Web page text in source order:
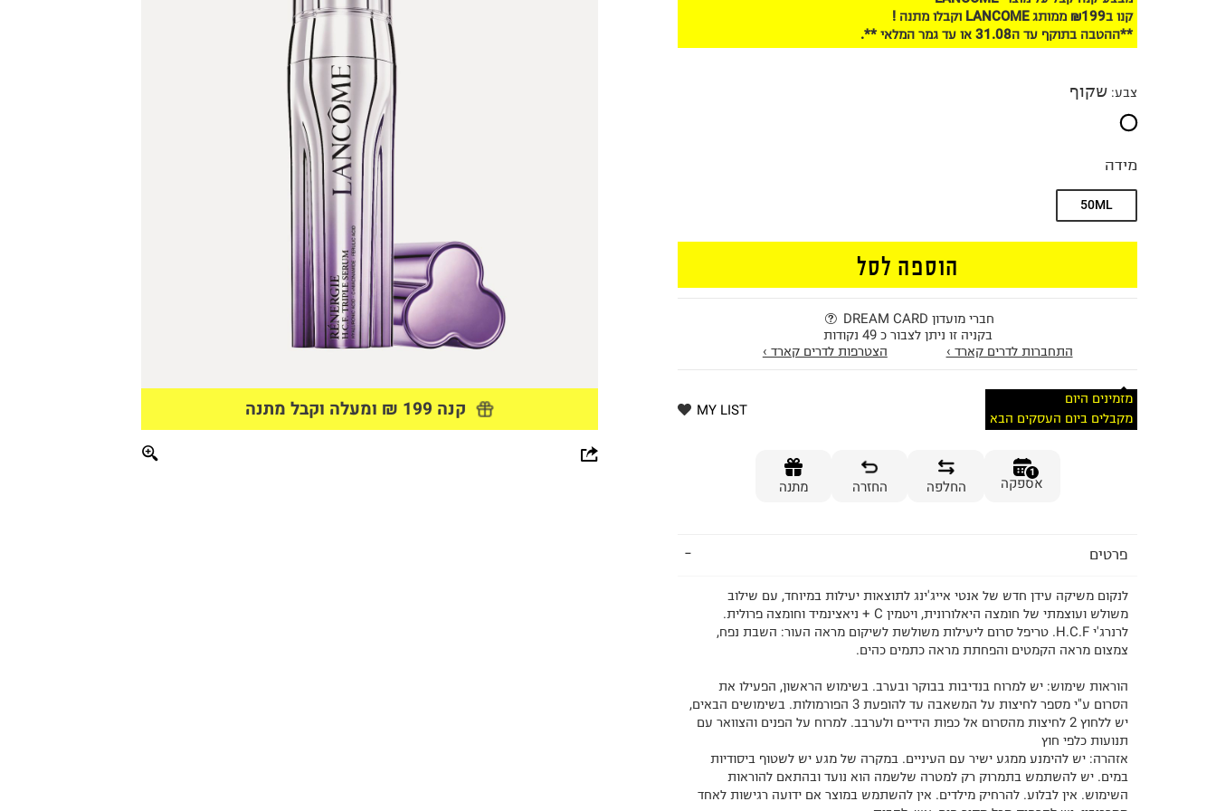
קנה 199 ₪ ומעלה וקבל מתנה
קנו ב₪199 ממותג LANCOME וקבלו מתנה !
**ההטבה בתוקף עד ה31.08 או עד גמר המלאי **.
צבע: שקוף
מידה
50ML
הוספה לסל
חברי מועדון DREAM CARD
בקניה זו ניתן לצבור כ 49 נקודות
התחברות לדרים קארד ›
הצטרפות לדרים קארד ›
מזמינים היום
מקבלים ביום העסקים הבא
MY LIST
1
אספקה החלפה החזרה מתנה
פרטים
לנקום משיקה עידן חדש של אנטי אייג'ינג לתוצאות יעילות במיוחד, עם שילוב
משולש ועוצמתי של חומצה היאלורונית, ויטמין C + ניאצינמיד וחומצה פרולית.
לרנרג'י H.C.F. טריפל סרום ליעילות משולשת לשיקום מראה העור: השבת נפח,
צמצום מראה הקמטים והפחתת מראה כתמים כהים.
הוראות שימוש: יש למרוח בנדיבות בבוקר ובערב. בשימוש הראשון, הפעילו את
הסרום ע"י מספר לחיצות על המשאבה עד להופעת 3 הפורמולות. בשימושים הבאים,
יש ללחוץ 2 לחיצות מהסרום אל כפות הידיים ולערבב. למרוח על הפנים והצוואר עם
תנועות כלפי חוץ
אזהרה: יש להימנע ממגע ישיר עם העיניים. במקרה של מגע יש לשטוף ביסודיות
במים. יש להשתמש בתמרוק רק למטרה שלשמה הוא נועד ובהתאם להוראות
השימוש. אין לבלוע. להרחיק מילדים. אין להשתמש במוצר אם ידועה רגישות לאחד